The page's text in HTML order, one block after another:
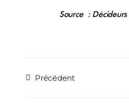
Source : Décideurs
Précédent